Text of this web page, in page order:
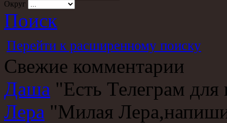
Округ
Поиск
Перейти к расширенному поиску
Свежие комментарии
Даша "Есть Телеграм
Лера "Милая